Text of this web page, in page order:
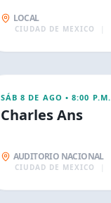
LOCAL
CIUDAD DE MEXICO
CONCIERTOS
SÁB 8 DE AGO •8:00 P.M.
Charles Ans
AUDITORIO NACIONAL
CIUDAD DE MEXICO